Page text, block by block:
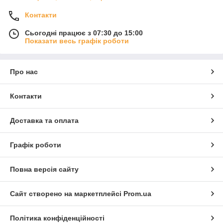
Контакти
Сьогодні працює з 07:30 до 15:00
Показати весь графік роботи
Про нас
Контакти
Доставка та оплата
Графік роботи
Повна версія сайту
Сайт створено на маркетплейсі Prom.ua
Політика конфіденційності